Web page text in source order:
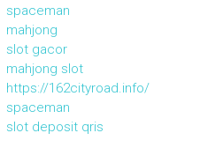
spaceman
mahjong
slot gacor
mahjong slot
https://162cityroad.info/
spaceman
slot deposit qris